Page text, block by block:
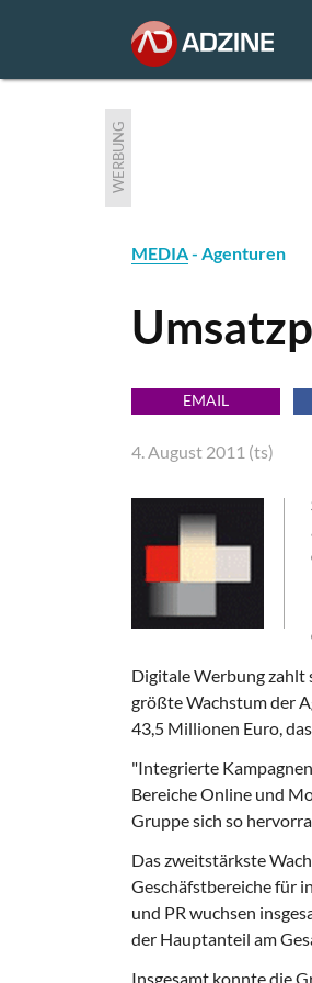
WERBUNG
MEDIA- Agenturen
EMAIL
4. August 2011 (ts)
Digitale Werbung zahlt
größte Wachstum der
43,5 Millionen Euro,
"Integrierte
Bereiche Online und
Gruppe sich so
Das zweitstärkste
Geschäfstbereiche für
und PR wuchsen
der Hauptanteil am
Insgesamt konnte die